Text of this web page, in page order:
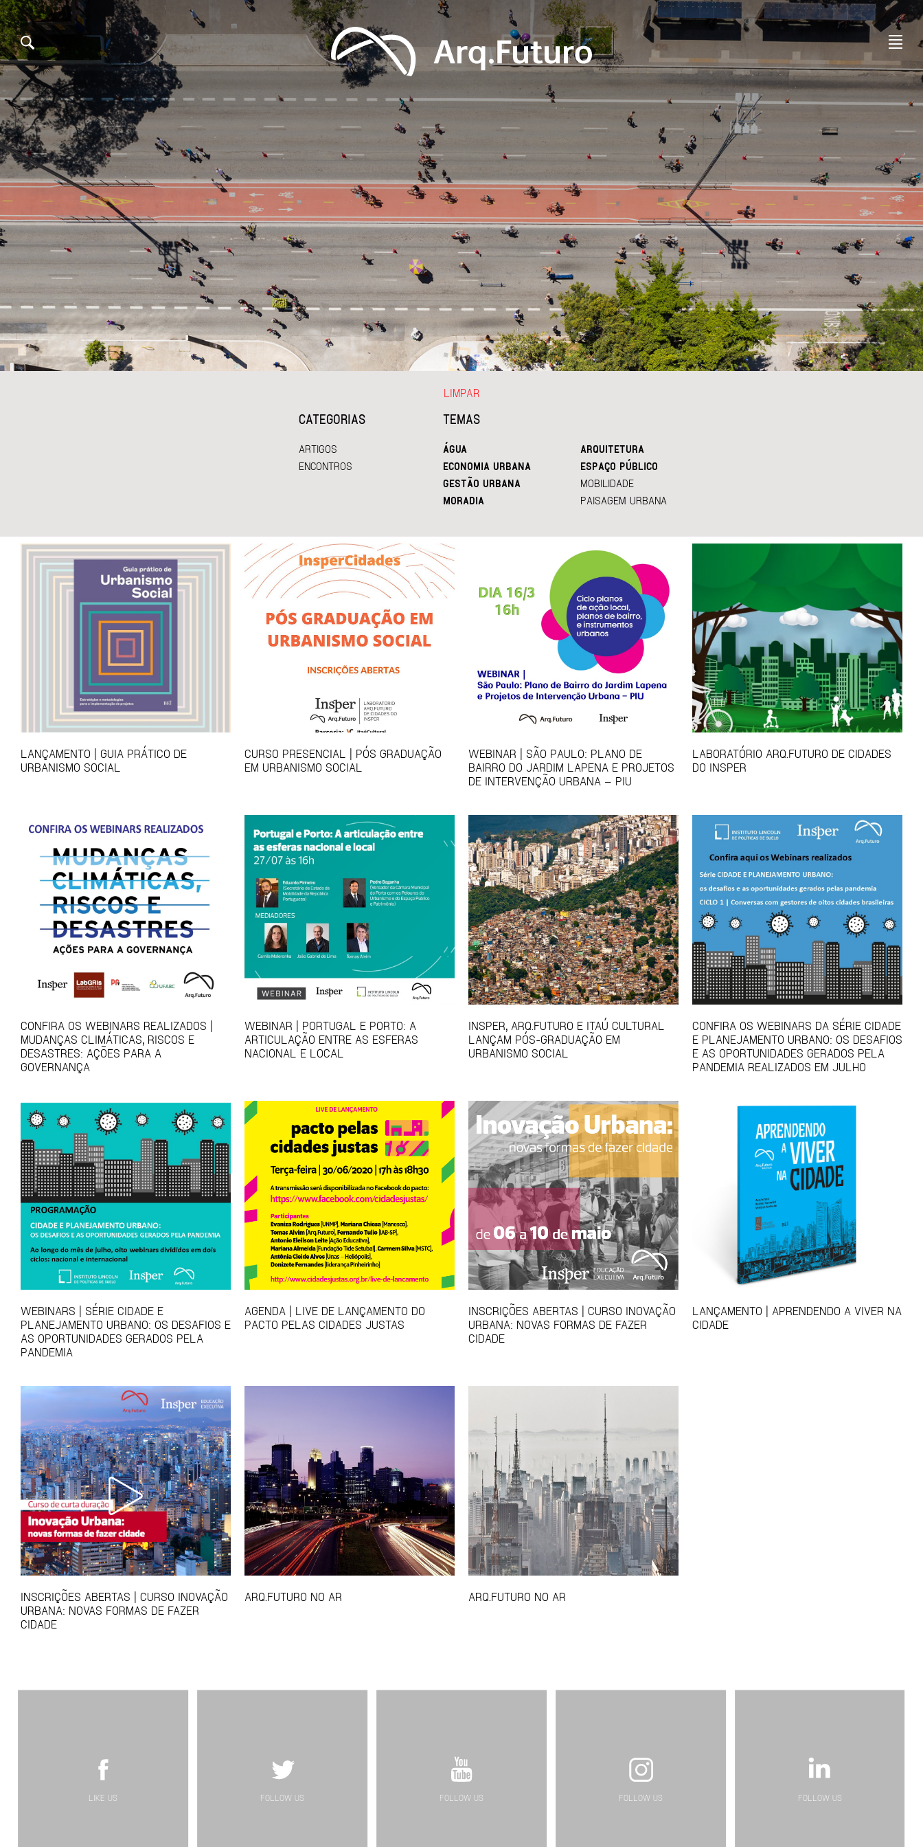
CATEGORIAS
ARTIGOS
ENCONTROS
TEMAS
ÁGUA
ARQUITETURA
ECONOMIA URBANA
ESPAÇO PÚBLICO
GESTÃO URBANA
MOBILIDADE
MORADIA
PAISAGEM URBANA
LIMPAR
LANÇAMENTO | GUIA PRÁTICO DE
URBANISMO SOCIAL
CURSO PRESENCIAL | PÓS GRADUAÇÃO
EM URBANISMO SOCIAL
WEBINAR | SÃO PAULO: PLANO DE
BAIRRO DO JARDIM LAPENA E PROJETOS
DE INTERVENÇÃO URBANA – PIU
LABORATÓRIO ARQ.FUTURO DE CIDADES
DO INSPER
CONFIRA OS WEBINARS REALIZADOS |
MUDANÇAS CLIMÁTICAS, RISCOS E
DESASTRES: AÇÕES PARA A
GOVERNANÇA
WEBINAR | PORTUGAL E PORTO: A
ARTICULAÇÃO ENTRE AS ESFERAS
NACIONAL E LOCAL
INSPER, ARQ.FUTURO E ITAÚ CULTURAL
LANÇAM PÓS-GRADUAÇÃO EM
URBANISMO SOCIAL
CONFIRA OS WEBINARS DA SÉRIE CIDADE
E PLANEJAMENTO URBANO: OS DESAFIOS
E AS OPORTUNIDADES GERADOS PELA
PANDEMIA REALIZADOS EM JULHO
WEBINARS | SÉRIE CIDADE E
PLANEJAMENTO URBANO: OS DESAFIOS E
AS OPORTUNIDADES GERADOS PELA
PANDEMIA
AGENDA | LIVE DE LANÇAMENTO DO
PACTO PELAS CIDADES JUSTAS
INSCRIÇÕES ABERTAS | CURSO INOVAÇÃO
URBANA: NOVAS FORMAS DE FAZER
CIDADE
LANÇAMENTO | APRENDENDO A VIVER NA
CIDADE
INSCRIÇÕES ABERTAS | CURSO INOVAÇÃO
URBANA: NOVAS FORMAS DE FAZER
CIDADE
ARQ.FUTURO NO AR ARQ.FUTURO NO AR
LIKE US FOLLOW US FOLLOW US FOLLOW US FOLLOW US